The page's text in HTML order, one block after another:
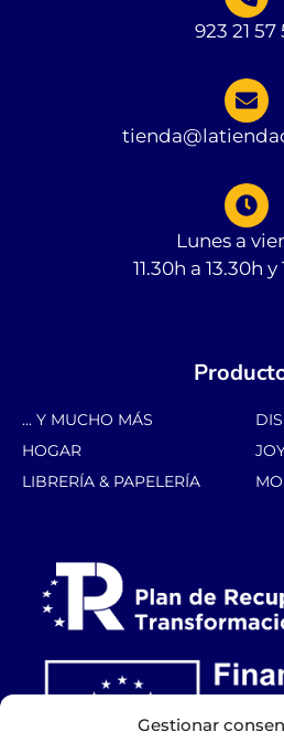
Gestionar
923 21 57
Lunes a
11.30h a 13.30h y
... Y MUCHO MÁS
HOGAR
LIBRERÍA & PAPELERÍA